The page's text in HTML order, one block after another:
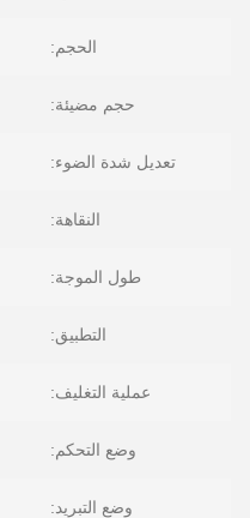
الحجم:
حجم مضيئة:
تعديل شدة الضوء:
النقاهة:
طول الموجة:
التطبيق:
عملية التغليف:
وضع التحكم:
وضع التبريد: